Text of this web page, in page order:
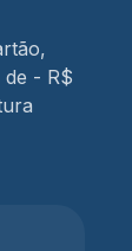
de - R$